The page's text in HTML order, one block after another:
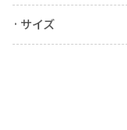
· サイズ